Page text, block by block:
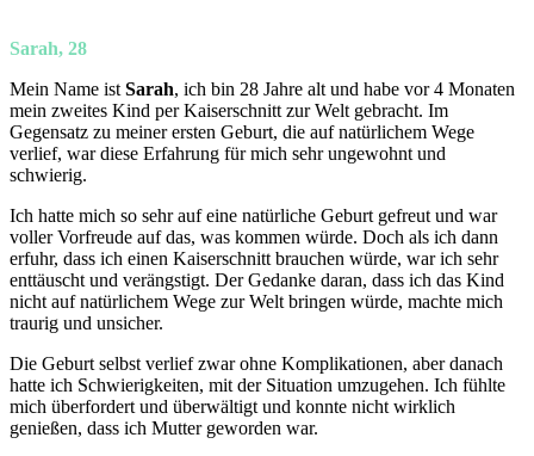
Sarah, 28
Mein Name ist Sarah, ich bin 28 Jahre alt und habe vor 4 Monaten
mein zweites Kind per Kaiserschnitt zur Welt gebracht. Im
Gegensatz zu meiner ersten Geburt, die auf natürlichem Wege
verlief, war diese Erfahrung für mich sehr ungewohnt und
schwierig.
Ich hatte mich so sehr auf eine natürliche Geburt gefreut und war
voller Vorfreude auf das, was kommen würde. Doch als ich dann
erfuhr, dass ich einen Kaiserschnitt brauchen würde, war ich sehr
enttäuscht und verängstigt. Der Gedanke daran, dass ich das Kind
nicht auf natürlichem Wege zur Welt bringen würde, machte mich
traurig und unsicher.
Die Geburt selbst verlief zwar ohne Komplikationen, aber danach
hatte ich Schwierigkeiten, mit der Situation umzugehen. Ich fühlte
mich überfordert und überwältigt und konnte nicht wirklich
genießen, dass ich Mutter geworden war.